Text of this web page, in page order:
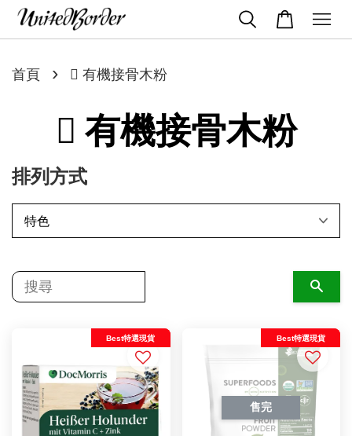
首頁 ›  有機接骨木粉
 有機接骨木粉
排列方式
Best特選現貨
售完
Best特選現貨